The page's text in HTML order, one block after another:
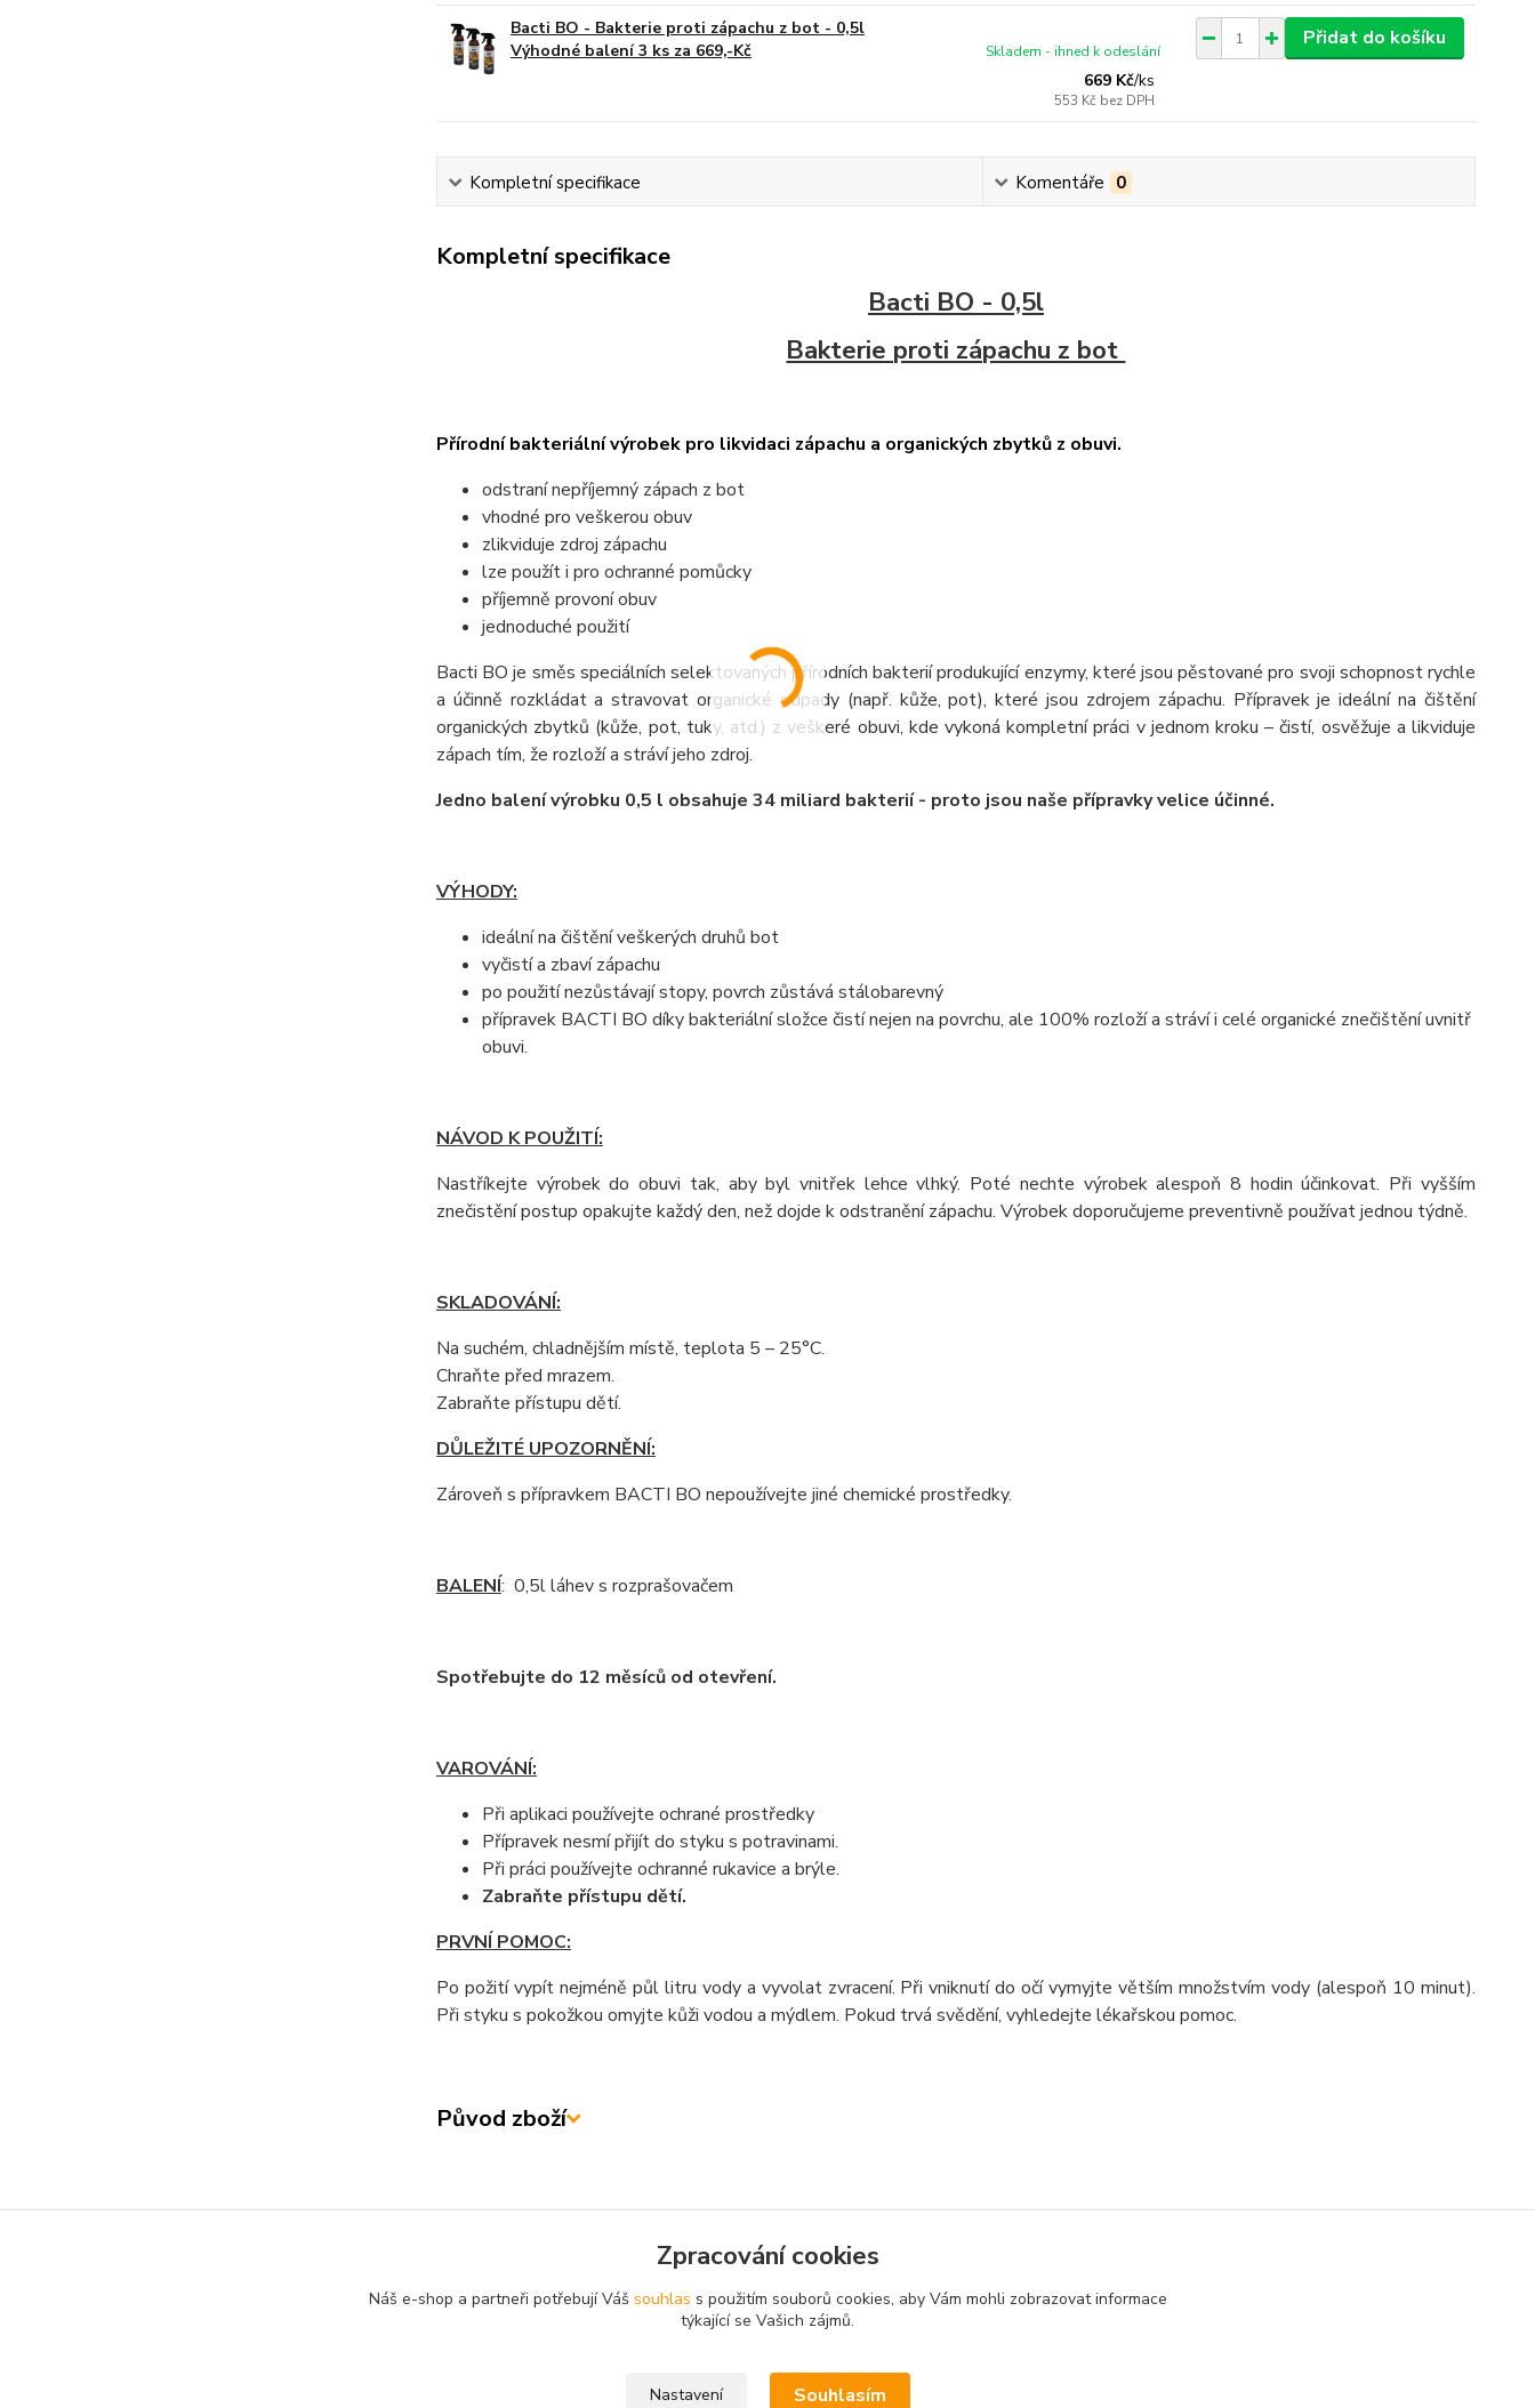
Bacti BO - Bakterie proti zápachu z bot - 0,5l
Výhodné balení 3 ks za 669,-Kč
669 Kč/ks
553 Kč bez DPH
Skladem - ihned k odeslání
Přidat do košíku
Kompletní specifikace Komentáře 0
Kompletní specifikace
Bacti BO - 0,5l
Bakterie proti zápachu z bot
Přírodní bakteriální výrobek pro likvidaci zápachu a organických zbytků z obuvi.
odstraní nepříjemný zápach z bot
vhodné pro veškerou obuv
zlikviduje zdroj zápachu
lze použít i pro ochranné pomůcky
příjemně provoní obuv
jednoduché použití
Bacti BO je směs speciálních selektovaných přírodních bakterií produkující enzymy, které jsou pěstované pro svoji schopnost rychle
a účinně rozkládat a stravovat organické odpady (např. kůže, pot), které jsou zdrojem zápachu. Přípravek je ideální na čištění
organických zbytků (kůže, pot, tuky, atd.) z veškeré obuvi, kde vykoná kompletní práci v jednom kroku – čistí, osvěžuje a likviduje
zápach tím, že rozloží a stráví jeho zdroj.
Jedno balení výrobku 0,5 l obsahuje 34 miliard bakterií - proto jsou naše přípravky velice účinné.
VÝHODY:
ideální na čištění veškerých druhů bot
vyčistí a zbaví zápachu
po použití nezůstávají stopy, povrch zůstává stálobarevný
přípravek BACTI BO díky bakteriální složce čistí nejen na povrchu, ale 100% rozloží a stráví i celé organické znečištění uvnitř
obuvi.
NÁVOD K POUŽITÍ:
Nastříkejte výrobek do obuvi tak, aby byl vnitřek lehce vlhký. Poté nechte výrobek alespoň 8 hodin účinkovat. Při vyšším
znečistění postup opakujte každý den, než dojde k odstranění zápachu. Výrobek doporučujeme preventivně používat jednou týdně.
SKLADOVÁNÍ:
Na suchém, chladnějším místě, teplota 5 – 25°C.
Chraňte před mrazem.
Zabraňte přístupu dětí.
DŮLEŽITÉ UPOZORNĚNÍ:
Zároveň s přípravkem BACTI BO nepoužívejte jiné chemické prostředky.
BALENÍ: 0,5l láhev s rozprašovačem
Spotřebujte do 12 měsíců od otevření.
VAROVÁNÍ:
Při aplikaci používejte ochrané prostředky
Přípravek nesmí přijít do styku s potravinami.
Při práci používejte ochranné rukavice a brýle.
Zabraňte přístupu dětí.
PRVNÍ POMOC:
Po požití vypít nejméně půl litru vody a vyvolat zvracení. Při vniknutí do očí vymyjte větším množstvím vody (alespoň 10 minut).
Při styku s pokožkou omyjte kůži vodou a mýdlem. Pokud trvá svědění, vyhledejte lékařskou pomoc.
Původ zboží
ZAHRADU
ZÁPACH
Zpracování cookies
Náš e-shop a partneři potřebují Váš souhlas s použitím souborů cookies, aby Vám mohli zobrazovat informace
týkající se Vašich zájmů.
Nastavení Souhlasím